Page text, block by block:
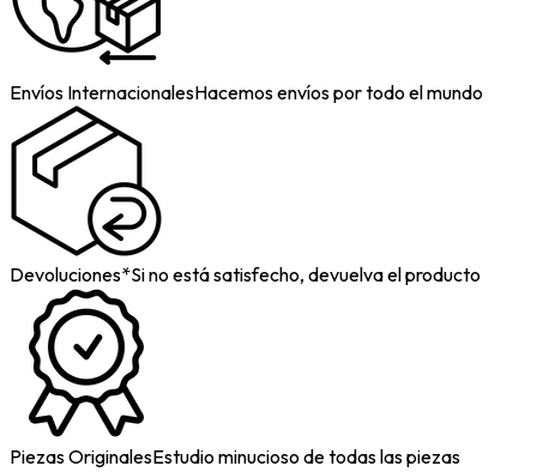
Envíos InternacionalesHacemos envíos por todo el mundo
Devoluciones*Si no está satisfecho, devuelva el producto
Piezas OriginalesEstudio minucioso de todas las piezas